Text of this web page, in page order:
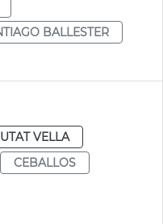
BALLESTER
VELLA
CEBALLOS